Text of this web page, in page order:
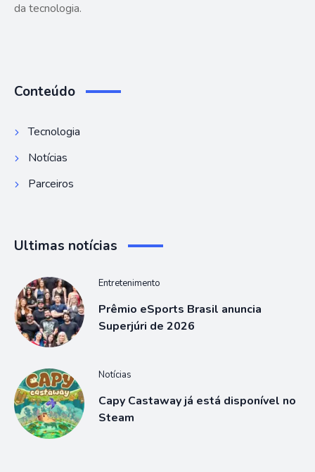
da tecnologia.
Conteúdo
Tecnologia
Notícias
Parceiros
Ultimas notícias
Entretenimento
Prêmio eSports Brasil anuncia
Superjúri de 2026
Notícias
Capy Castaway já está disponível no
Steam